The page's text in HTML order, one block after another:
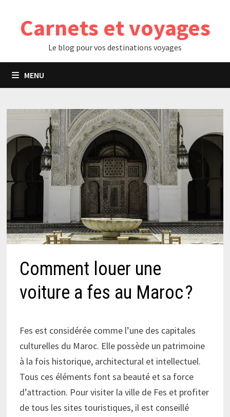
contenuCarnets et voyages
Le blog pour vos destinations voyages
MENU
Comment louer une
voiture a fes au Maroc ?
Fes est considérée comme l’une des capitales
culturelles du Maroc. Elle possède un patrimoine
à la fois historique, architectural et intellectuel.
Tous ces éléments font sa beauté et sa force
d’attraction. Pour visiter la ville de Fes et profiter
de tous les sites touristiques, il est conseillé